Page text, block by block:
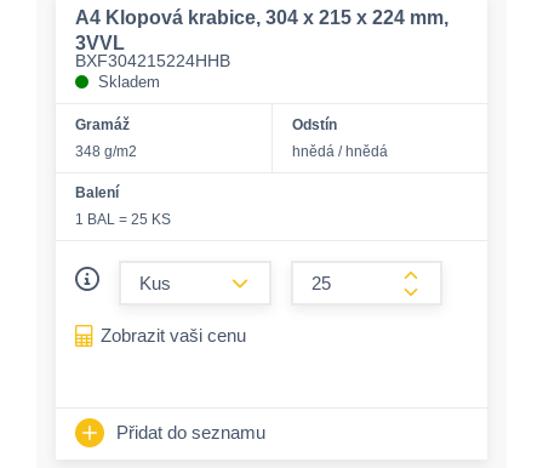
A4 Klopová krabice, 304 x 215 x 224 mm,
3VVL
BXF304215224HHB
Skladem
Gramáž
348 g/m2
Odstín
hnědá / hnědá
Balení
1 BAL = 25 KS
form.increase-
Zobrazit vaši cenu
Přidat do seznamu